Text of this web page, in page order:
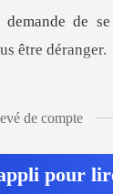
de se
de compte
pour